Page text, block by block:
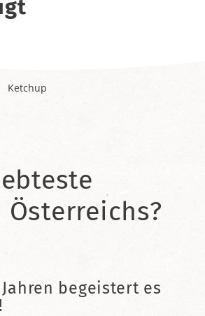
Ketchup
Österreichs?
begeistert es